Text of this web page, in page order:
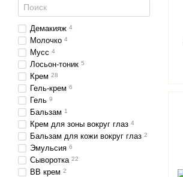
Демакияж 4
Молочко 4
Мусс 4
Лосьон-тоник 5
Крем 28
Гель-крем 6
Гель 9
Бальзам 1
Крем для зоны вокруг глаз 4
Бальзам для кожи вокруг глаз 2
Эмульсия 6
Сыворотка 22
ВВ крем 2